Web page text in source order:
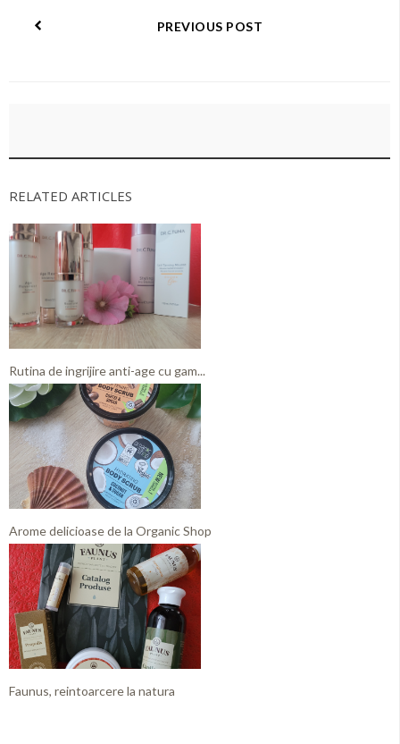
PREVIOUS POST
RELATED ARTICLES
Rutina de ingrijire anti-age cu gam...
Arome delicioase de la Organic Shop
Faunus, reintoarcere la natura